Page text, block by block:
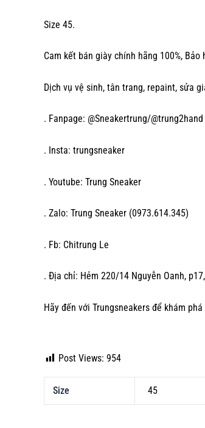
Size 45.
Cam kết bán giày chính hãng 100%,
Dịch vụ vệ sinh, tân trang, repaint, sửa
. Fanpage: @Sneakertrung/
. Insta: trungsneaker
. Youtube: Trung Sneaker
. Zalo: Trung Sneaker (0973.614.345)
. Fb: Chitrung Le
. Địa chỉ: Hẻm 220/14 Nguyễn Oanh,
Hãy đến với Trungsneakers để khám
Post Views: 954
Size 45